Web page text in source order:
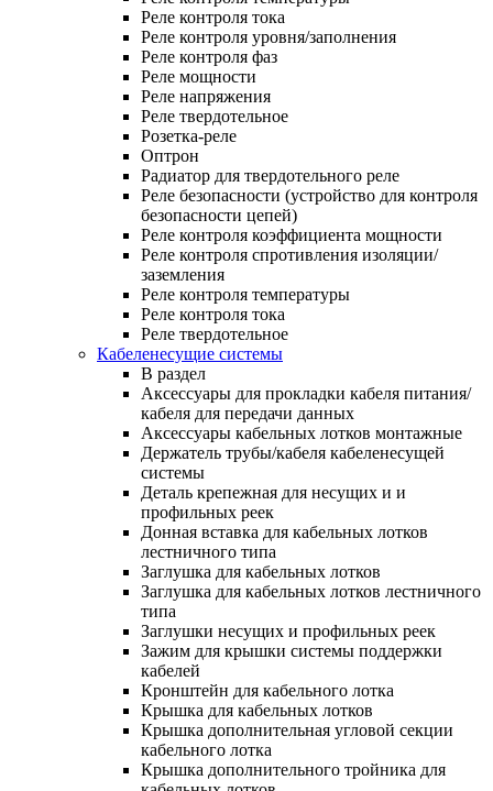
Реле контроля тока
Реле контроля уровня/заполнения
Реле контроля фаз
Реле мощности
Реле напряжения
Реле твердотельное
Розетка-реле
Оптрон
Радиатор для твердотельного реле
Реле безопасности (устройство для контроля
безопасности цепей)
Реле контроля коэффициента мощности
Реле контроля спротивления изоляции/
заземления
Реле контроля температуры
Реле контроля тока
Реле твердотельное
Кабеленесущие системы
В раздел
Аксессуары для прокладки кабеля питания/
кабеля для передачи данных
Аксессуары кабельных лотков монтажные
Держатель трубы/кабеля кабеленесущей
системы
Деталь крепежная для несущих и и
профильных реек
Донная вставка для кабельных лотков
лестничного типа
Заглушка для кабельных лотков
Заглушка для кабельных лотков лестничного
типа
Заглушки несущих и профильных реек
Зажим для крышки системы поддержки
кабелей
Кронштейн для кабельного лотка
Крышка для кабельных лотков
Крышка дополнительная угловой секции
кабельного лотка
Крышка дополнительного тройника для